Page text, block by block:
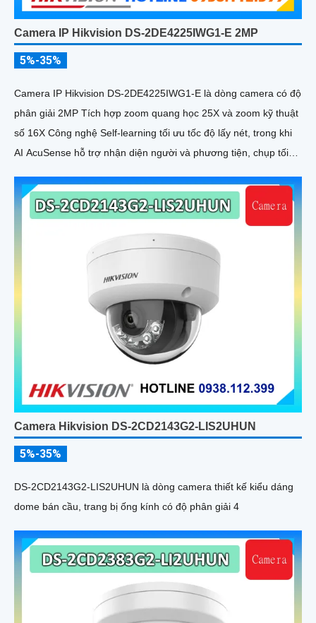
Camera IP Hikvision DS-2DE4225IWG1-E 2MP
5%-35%
Camera IP Hikvision DS-2DE4225IWG1-E là dòng camera có độ
phân giải 2MP Tích hợp zoom quang học 25X và zoom kỹ thuật
số 16X Công nghệ Self-learning tối ưu tốc độ lấy nét, trong khi
AI AcuSense hỗ trợ nhận diện người và phương tiện, chụp tối
Camera Hikvision DS-2CD2143G2-LIS2UHUN
5%-35%
DS-2CD2143G2-LIS2UHUN là dòng camera thiết kế kiểu dáng
dome bán cầu, trang bị ống kính có độ phân giải 4